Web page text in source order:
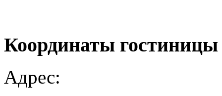
Координаты гостиницы
Адрес: